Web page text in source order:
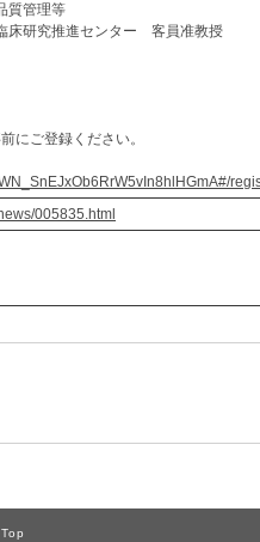
質管理等
研究推進センター 客員准教授
にご登録ください。
005835.html